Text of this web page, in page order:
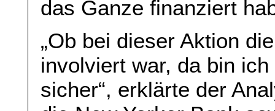
das Ganze finanziert
„Ob bei dieser Aktion
involviert war, da bin
sicher“, erklärte der